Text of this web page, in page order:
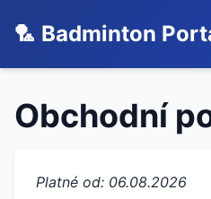
🏸 Badminton
Obchodní
Platné od: 06.08.2026